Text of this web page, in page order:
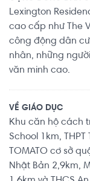
Lexington
cao cấp như The
công động dân
nhân, những
văn minh cao.
VỀ GIÁO DỤC
Khu căn hộ cách
School 1km,
TOMATO cơ sở
Nhật Bản 2,9km,